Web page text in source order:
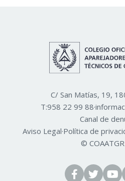
C/ San Matías, 19,
T:958 22 99 88·
Canal de
Aviso Legal·Política de
©